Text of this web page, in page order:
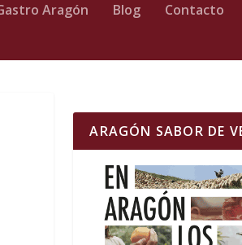
Aragón Blog Contacto
ARAGÓN SABOR DE